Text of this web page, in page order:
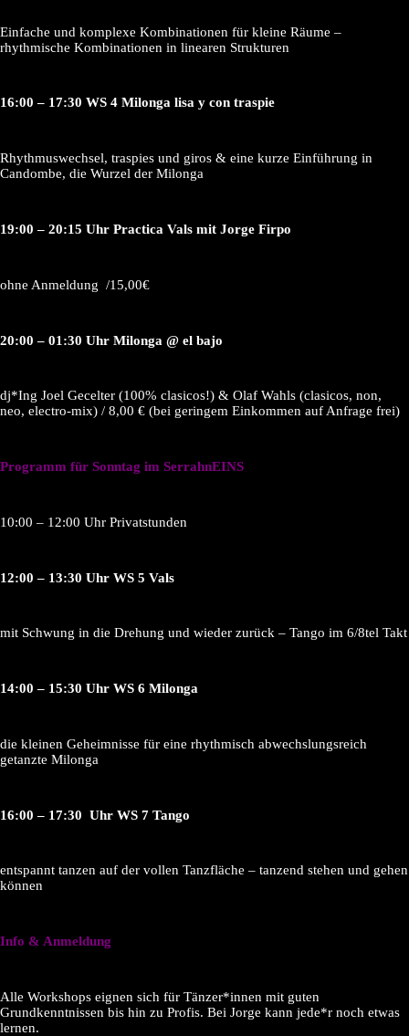
Einfache und komplexe Kombinationen für kleine Räume –
rhythmische Kombinationen in linearen Strukturen
16:00 – 17:30 WS 4 Milonga lisa y con traspie
Rhythmuswechsel, traspies und giros & eine kurze Einführung in
Candombe, die Wurzel der Milonga
19:00 – 20:15 Uhr Practica Vals mit Jorge Firpo
ohne Anmeldung /15,00€
20:00 – 01:30 Uhr Milonga @ el bajo
dj*Ing Joel Gecelter (100% clasicos!) & Olaf Wahls (clasicos, non,
neo, electro-mix) / 8,00 € (bei geringem Einkommen auf Anfrage frei)
Programm für Sonntag im SerrahnEINS
10:00 – 12:00 Uhr Privatstunden
12:00 – 13:30 Uhr WS 5 Vals
mit Schwung in die Drehung und wieder zurück – Tango im 6/8tel Takt
14:00 – 15:30 Uhr WS 6 Milonga
die kleinen Geheimnisse für eine rhythmisch abwechslungsreich
getanzte Milonga
16:00 – 17:30 Uhr WS 7 Tango
entspannt tanzen auf der vollen Tanzfläche – tanzend stehen und gehen
können
Info & Anmeldung
Alle Workshops eignen sich für Tänzer*innen mit guten
Grundkenntnissen bis hin zu Profis. Bei Jorge kann jede*r noch etwas
lernen.